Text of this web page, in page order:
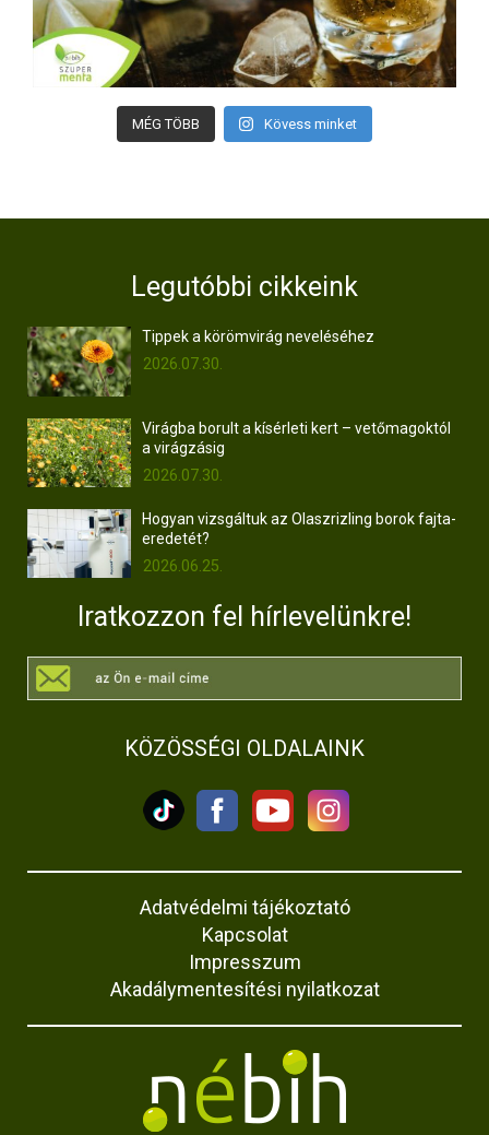
MÉG TÖBB Kövess minket
Legutóbbi cikkeink
Tippek a körömvirág neveléséhez
2026.07.30.
Virágba borult a kísérleti kert – vetőmagoktól
a virágzásig
2026.07.30.
Hogyan vizsgáltuk az Olaszrizling borok fajta-
eredetét?
2026.06.25.
Iratkozzon fel hírlevelünkre!
KÖZÖSSÉGI OLDALAINK
Adatvédelmi tájékoztató
Kapcsolat
Impresszum
Akadálymentesítési nyilatkozat